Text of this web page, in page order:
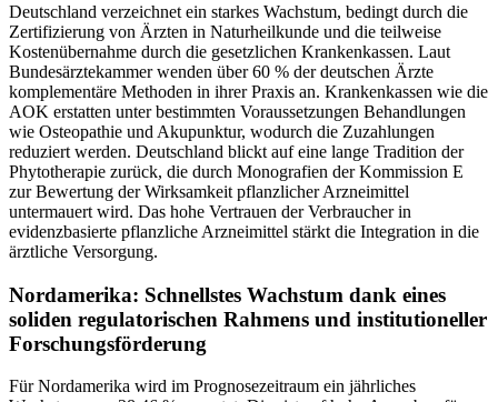
Deutschland verzeichnet ein starkes Wachstum, bedingt durch die
Zertifizierung von Ärzten in Naturheilkunde und die teilweise
Kostenübernahme durch die gesetzlichen Krankenkassen. Laut
Bundesärztekammer wenden über 60 % der deutschen Ärzte
komplementäre Methoden in ihrer Praxis an. Krankenkassen wie die
AOK erstatten unter bestimmten Voraussetzungen Behandlungen
wie Osteopathie und Akupunktur, wodurch die Zuzahlungen
reduziert werden. Deutschland blickt auf eine lange Tradition der
Phytotherapie zurück, die durch Monografien der Kommission E
zur Bewertung der Wirksamkeit pflanzlicher Arzneimittel
untermauert wird. Das hohe Vertrauen der Verbraucher in
evidenzbasierte pflanzliche Arzneimittel stärkt die Integration in die
ärztliche Versorgung.
Nordamerika: Schnellstes Wachstum dank eines
soliden regulatorischen Rahmens und institutioneller
Forschungsförderung
Für Nordamerika wird im Prognosezeitraum ein jährliches